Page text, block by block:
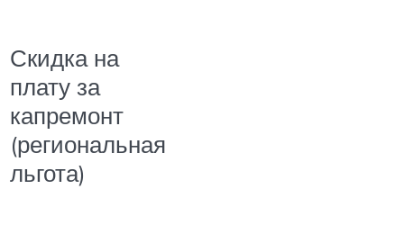
Скидка на
плату за
капремонт
(региональная
льгота)